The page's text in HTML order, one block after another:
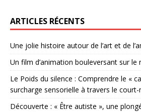
ARTICLES RÉCENTS
Une jolie histoire autour de l’art et de
Un film d’animation bouleversant sur le
Le Poids du silence : Comprendre le «
surcharge sensorielle à travers le
Découverte : « Être autiste », une